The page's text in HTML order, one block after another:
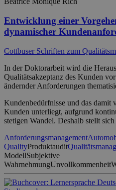
Entwicklung einer
dynamischer
Cottbuser Schriften zum
In der Doktorarbeit wird die
Qualitätsakzeptanz des Kunden
ändernder Anforderungen
Kundenbedürfnisse und das damit
Kunden unterliegt, aufgrund
stetigen Wandel. Deshalb stellt
Anforderungsmanagement
QualityProduktaudit
ModellSubjektive
WahrnehmungUnvollkommenheit